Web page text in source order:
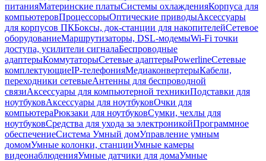
питанияМатеринские платыСистемы охлажденияКорпуса для
компьютеровПроцессорыОптические приводыАксессуары
для корпусов ПКБоксы, док-станции для накопителейСетевое
оборудованиеМаршрутизаторы, DSL-модемыWi-Fi точки
доступа, усилители сигналаБеспроводные
адаптерыКоммутаторыСетевые адаптерыPowerlineСетевые
комплектующиеIP-телефонияМедиаконвертерыКабели,
переходники сетевыеАнтенны для беспроводной
связиАксессуары для компьютерной техникиПодставки для
ноутбуковАксессуары для ноутбуковОчки для
компьютераРюкзаки для ноутбуковСумки, чехлы для
ноутбуковСредства для ухода за электроникойПрограммное
обеспечениеСистема Умный домУправление умным
домомУмные колонки, станцииУмные камеры
видеонаблюденияУмные датчики для домаУмные